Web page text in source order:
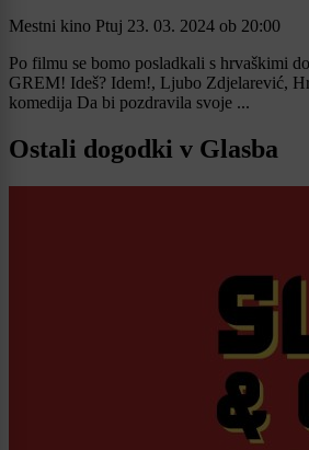
Mestni kino Ptuj 23. 03. 2024 ob 20:00
Po filmu se bomo posladkali s hrvaškimi
GREM! Ideš? Idem!, Ljubo Zdjelarević,
komedija Da bi pozdravila svoje ...
Ostali dogodki v Glasba